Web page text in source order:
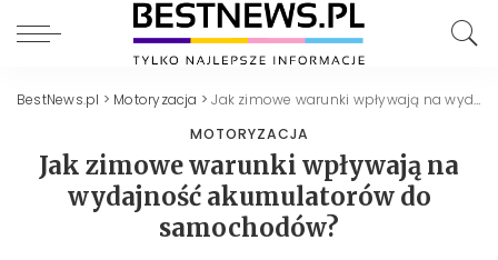
BestNews.pl > Motoryzacja >Jak zimowe warunki wpływają na wydajność akumulatorów do samochodów?
MOTORYZACJA
Jak zimowe warunki wpływają na
wydajność akumulatorów do
samochodów?